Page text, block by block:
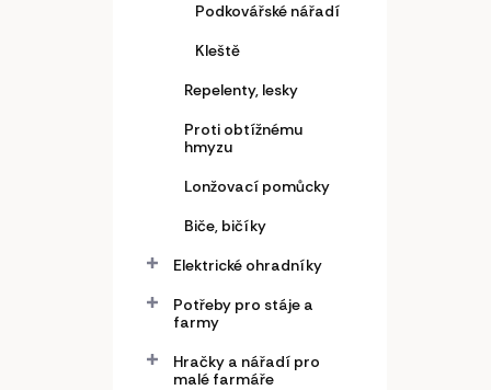
Podkovářské nářadí
Kleště
Repelenty, lesky
Proti obtížnému
hmyzu
Lonžovací pomůcky
Biče, bičíky
Elektrické ohradníky
Potřeby pro stáje a
farmy
Hračky a nářadí pro
malé farmáře